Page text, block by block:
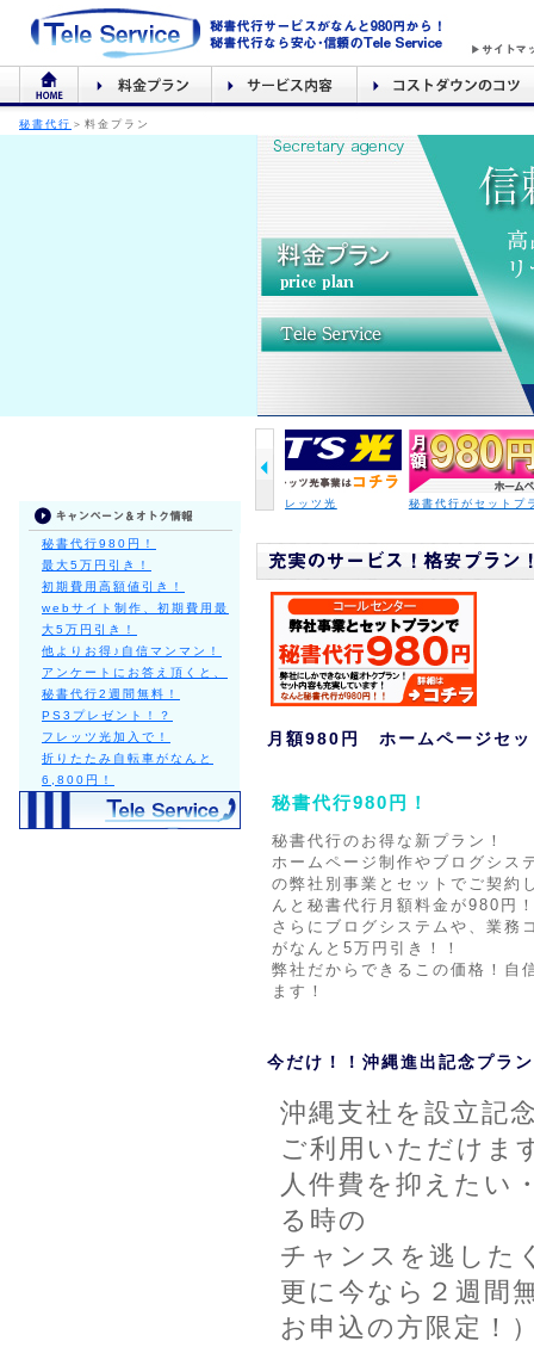
秘書代行 ＞料金プラン
秘書代行がセットプランで980
月額980円 ホームページセッ
秘書代行980円！
秘書代行のお得な新プラン！
ホームページ制作やブログシス
の弊社別事業とセットでご契約
んと秘書代行月額料金が980円
さらにブログシステムや、業務
がなんと5万円引き！！
弊社だからできるこの価格！自
ます！
今だけ！！沖縄進出記念プラン
沖縄支社を設立記
ご利用いただけま
人件費を抑えたい
る時の
チャンスを逃した
更に今なら２週間
お申込の方限定！
秘書代行980円！
最大5万円引き！
初期費用高額値引き！
webサイト制作、初期費用最
大5万円引き！
他よりお得♪自信マンマン！
アンケートにお答え頂くと、
秘書代行2週間無料！
PS3プレゼント！？
フレッツ光加入で！
折りたたみ自転車がなんと
6,800円！